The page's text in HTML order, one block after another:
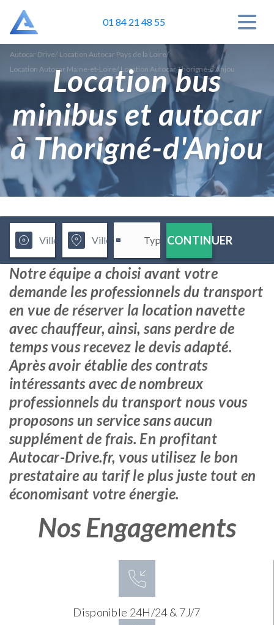
01 84 21 48 55
Autocar Drive/ Location Autocar Pays de la Loire/
Location Autocar Maine-et-Loire/ Location Autocar Thorigné-d'Anjou
Location bus
minibus et autocar
à Thorigné-d'Anjou
CONTINUER
Notre équipe a choisi avant votre
demande les professionnels du transport
en vue de réserver la location navette
avec chauffeur, ainsi, sans perdre de
temps vous recevez le devis adapté.
Après avoir établie des contrats
intéressants avec de nombreux
professionnels du transport nous vous
proposons un service sans aucun
supplément de frais. En profitant
Autocar-Drive.fr, vous utilisez le bon
prestataire au tarif le plus juste tout en
économisant votre énergie.
Nos Engagements
Disponible 24H/24 & 7J/7